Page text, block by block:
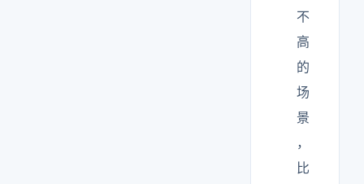
不
高
的
场
景
，
比